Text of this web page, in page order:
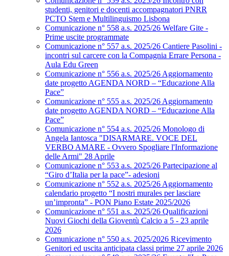
studenti, genitori e docenti accompagnatori PNRR
PCTO Stem e Multilinguismo Lisbona
Comunicazione n° 558 a.s. 2025/26 Welfare Gite -
Prime uscite programmate
Comunicazione n° 557 a.s. 2025/26 Cantiere Pasolini -
incontri sul carcere con la Compagnia Errare Persona -
Aula Edu Green
Comunicazione n° 556 a.s. 2025/26 Aggiornamento
date progetto AGENDA NORD – “Educazione Alla
Pace”
Comunicazione n° 555 a.s. 2025/26 Aggiornamento
date progetto AGENDA NORD – “Educazione Alla
Pace”
Comunicazione n° 554 a.s. 2025/26 Monologo di
Angela Iantosca "DISARMARE. VOCE DEL
VERBO AMARE - Ovvero Spogliare l'Informazione
delle Armi" 28 Aprile
Comunicazione n° 553 a.s. 2025/26 Partecipazione al
“Giro d’Italia per la pace”- adesioni
Comunicazione n° 552 a.s. 2025/26 Aggiornamento
calendario progetto “I nostri murales per lasciare
un’impronta” - PON Piano Estate 2025/2026
Comunicazione n° 551 a.s. 2025/26 Qualificazioni
Nuovi Giochi della Gioventù Calcio a 5 - 23 aprile
2026
Comunicazione n° 550 a.s. 2025/2026 Ricevimento
Genitori ed uscita anticipata classi prime 27 aprile 2026